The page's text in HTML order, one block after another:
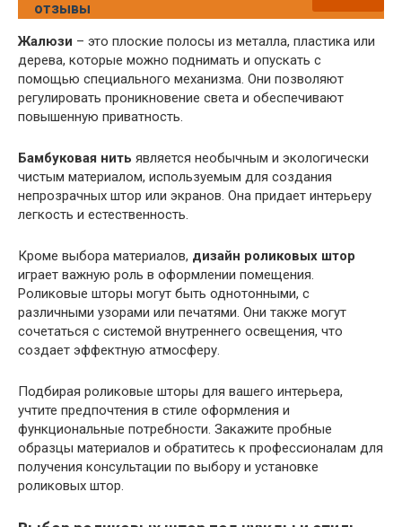
отзывы
Жалюзи – это плоские полосы из металла, пластика или
дерева, которые можно поднимать и опускать с
помощью специального механизма. Они позволяют
регулировать проникновение света и обеспечивают
повышенную приватность.
Бамбуковая нить является необычным и экологически
чистым материалом, используемым для создания
непрозрачных штор или экранов. Она придает интерьеру
легкость и естественность.
Кроме выбора материалов, дизайн роликовых штор
играет важную роль в оформлении помещения.
Роликовые шторы могут быть однотонными, с
различными узорами или печатями. Они также могут
сочетаться с системой внутреннего освещения, что
создает эффектную атмосферу.
Подбирая роликовые шторы для вашего интерьера,
учтите предпочтения в стиле оформления и
функциональные потребности. Закажите пробные
образцы материалов и обратитесь к профессионалам для
получения консультации по выбору и установке
роликовых штор.